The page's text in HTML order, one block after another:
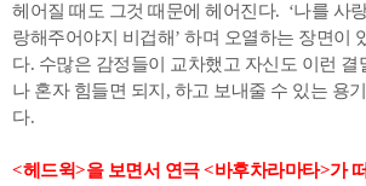
헤어질 때도 그것 때문에 헤어진다. ‘나를 사
랑해주어야지 비겁해’ 하며 오열하는 장면이
다. 수많은 감정들이 교차했고 자신도 이런 결
나 혼자 힘들면 되지, 하고 보내줄 수 있는 용
다.
<헤드윅>을 보면서 연극 <바후차라마타>가